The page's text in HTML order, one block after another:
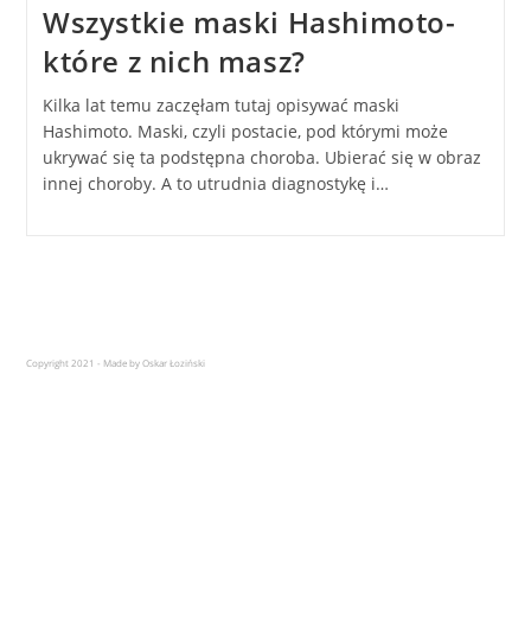
Wszystkie maski Hashimoto-
które z nich masz?
Kilka lat temu zaczęłam tutaj opisywać maski
Hashimoto. Maski, czyli postacie, pod którymi może
ukrywać się ta podstępna choroba. Ubierać się w obraz
innej choroby. A to utrudnia diagnostykę i…
Copyright 2021 - Made by Oskar Łoziński